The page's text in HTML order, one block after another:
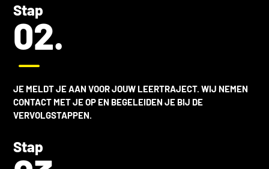
Stap
02.
K
JE MELDT JE AAN VOOR JOUW LEERTRAJECT. WIJ NEMEN
CONTACT MET JE OP EN BEGELEIDEN JE BIJ DE
VERVOLGSTAPPEN.
Stap